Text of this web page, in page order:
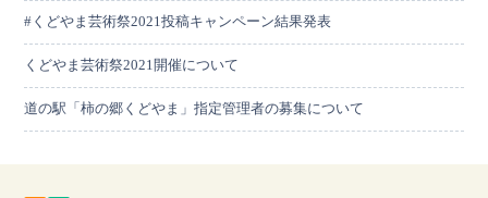
#くどやま芸術祭2021投稿キャンペーン結果発表
くどやま芸術祭2021開催について
道の駅「柿の郷くどやま」指定管理者の募集について